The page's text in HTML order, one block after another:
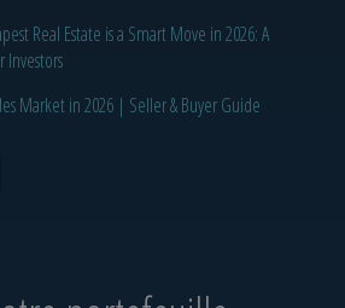
Real Estate is a Smart Move in 2026: A
Investors
Market in 2026 | Seller & Buyer Guide